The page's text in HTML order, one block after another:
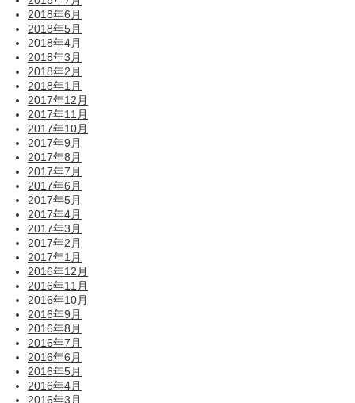
2018年6月
2018年5月
2018年4月
2018年3月
2018年2月
2018年1月
2017年12月
2017年11月
2017年10月
2017年9月
2017年8月
2017年7月
2017年6月
2017年5月
2017年4月
2017年3月
2017年2月
2017年1月
2016年12月
2016年11月
2016年10月
2016年9月
2016年8月
2016年7月
2016年6月
2016年5月
2016年4月
2016年3月